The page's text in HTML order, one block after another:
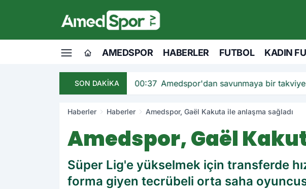
AMEDSPOR HABERLER FUTBOL KADIN
SON DAKİKA 00:37 Amedspor'dan savunmaya bir
Haberler Haberler Amedspor, Gaël Kakuta ile anlaşma sağladı
Amedspor, Gaël
Süper Lig'e yükselmek için transferde
forma giyen tecrübeli orta saha